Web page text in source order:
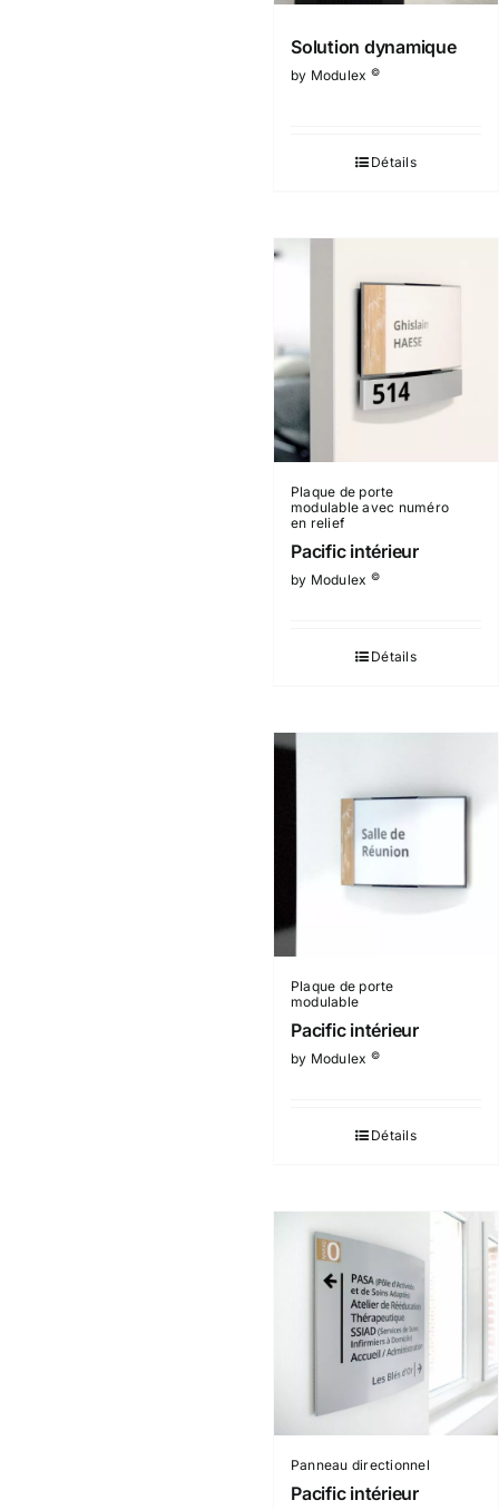
Solution dynamique
by Modulex ©
Détails
Plaque de porte
modulable avec numéro
en relief
Pacific intérieur
by Modulex ©
Détails
Plaque de porte
modulable
Pacific intérieur
by Modulex ©
Détails
Panneau directionnel
Pacific intérieur